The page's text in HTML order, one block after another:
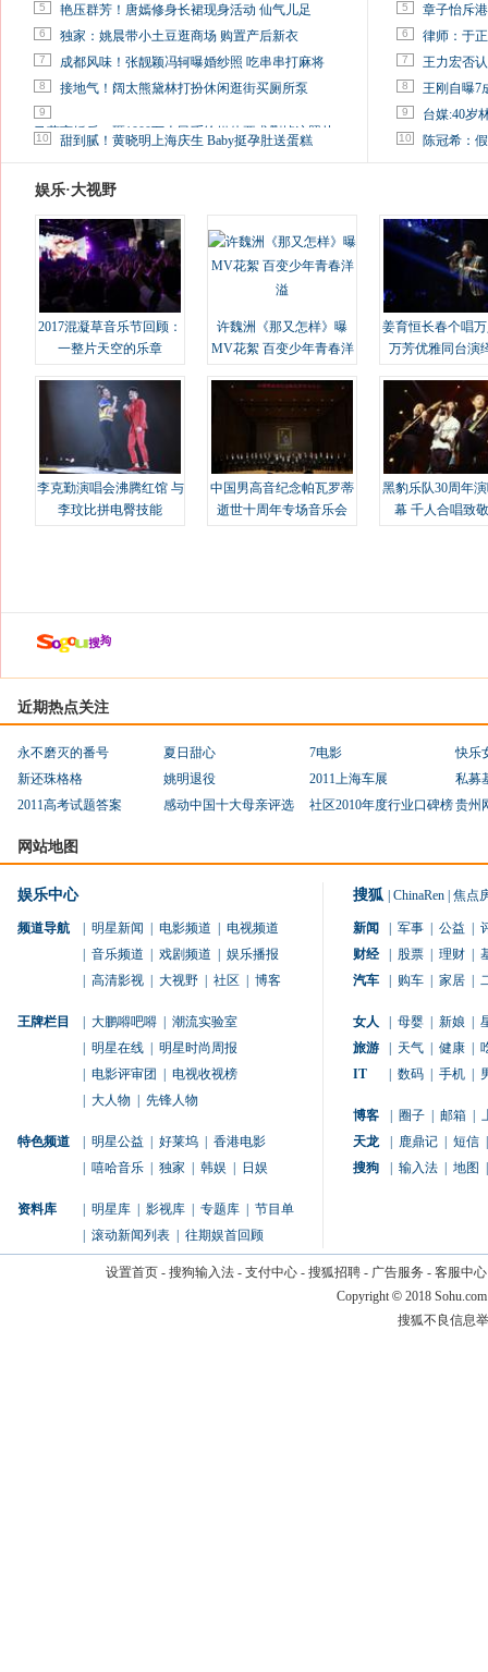
5 艳压群芳！唐嫣修身长裙现身活动 仙气儿足
6 独家：姚晨带小土豆逛商场 购置产后新衣
7 成都风味！张靓颖冯轲曝婚纱照 吃串串打麻将
8 接地气！阔太熊黛林打扮休闲逛街买厕所泵
9
马蓉离婚后，砸1000万人民币给媒体要求删掉这照片
10 甜到腻！黄晓明上海庆生 Baby挺孕肚送蛋糕
5 章子怡斥
6 律师：于
7 王力宏否
8 王刚自曝7
9 台媒:40岁
10 陈冠希：
娱乐·大视野
2017混凝草音乐节回顾：
一整片天空的乐章
许魏洲《那又怎样》曝
MV花絮 百变少年青春洋
姜育恒长春个唱
万芳优雅同台演
李克勤演唱会沸腾红馆 与
李玟比拼电臀技能
中国男高音纪念帕瓦罗蒂
逝世十周年专场音乐会
黑豹乐队30周年
幕 千人合唱致
近期热点关注
永不磨灭的番号 夏日甜心 7电影
快乐
新还珠格格
姚明退役 2011上海车展
私募
2011高考试题答案
感动中国十大母亲评选 社区2010年度行业口碑榜贵州
网站地图
娱乐中心
频道导航 明星新闻 电影频道
电视频道
音乐频道 戏剧频道
娱乐播报
高清影视 大视野 社区 博客
王牌栏目 大鹏嘚吧嘚
潮流实验室
明星在线
明星时尚周报
电影评审团
电视收视榜
大人物 先锋人物
特色频道 明星公益 好莱坞
香港电影
嘻哈音乐 独家 韩娱 日娱
资料库 明星库 影视库 专题库
节目单
滚动新闻列表 往期娱首回顾
搜狐 ChinaRen 焦点
新闻 军事 公益
财经
股票 理财
汽车
购车 家居
女人 母婴 新娘
旅游
天气 健康
IT
数码 手机
博客 圈子 邮箱
天龙
鹿鼎记 短信
搜狗
输入法 地图
设置首页- 搜狗输入法- 支付中心- 搜狐招聘- 广告服务 - 客服中心
Copyright © 2018
搜狐不良信息